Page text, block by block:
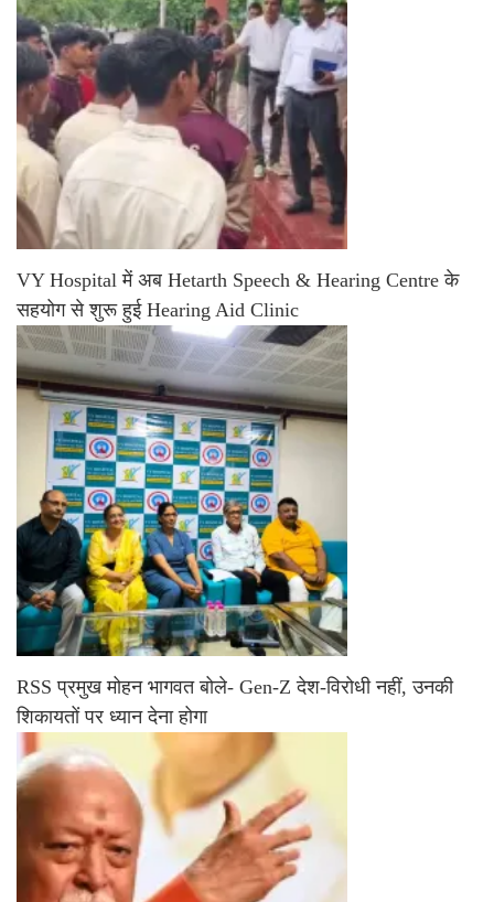
VY Hospital में अब Hetarth Speech & Hearing Centre के
सहयोग से शुरू हुई Hearing Aid Clinic
RSS प्रमुख मोहन भागवत बोले- Gen-Z देश-विरोधी नहीं, उनकी
शिकायतों पर ध्यान देना होगा